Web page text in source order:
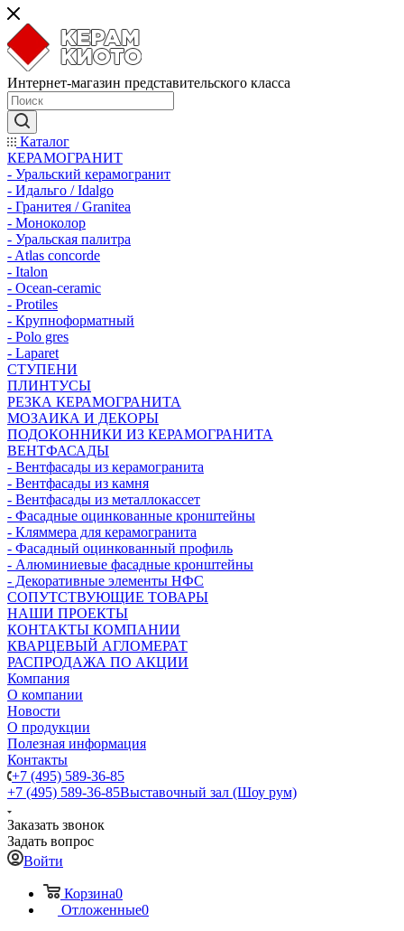
Интернет-магазин представительского класса
Каталог
КЕРАМОГРАНИТ
- Уральский керамогранит
- Идальго / Idalgo
- Гранитея / Granitea
- Моноколор
- Уральская палитра
- Atlas concorde
- Italon
- Ocean-ceramic
- Protiles
- Крупноформатный
- Polo gres
- Laparet
СТУПЕНИ
ПЛИНТУСЫ
РЕЗКА КЕРАМОГРАНИТА
МОЗАИКА И ДЕКОРЫ
ПОДОКОННИКИ ИЗ КЕРАМОГРАНИТА
ВЕНТФАСАДЫ
- Вентфасады из керамогранита
- Вентфасады из камня
- Вентфасады из металлокассет
- Фасадные оцинкованные кронштейны
- Кляммера для керамогранита
- Фасадный оцинкованный профиль
- Алюминиевые фасадные кронштейны
- Декоративные элементы НФС
СОПУТСТВУЮЩИЕ ТОВАРЫ
НАШИ ПРОЕКТЫ
КОНТАКТЫ КОМПАНИИ
КВАРЦЕВЫЙ АГЛОМЕРАТ
РАСПРОДАЖА ПО АКЦИИ
Компания
О компании
Новости
О продукции
Полезная информация
Контакты
+7 (495) 589-36-85
+7 (495) 589-36-85Выставочный зал (Шоу рум)
Заказать звонок
Задать вопрос
Войти
Корзина0
Отложенные0